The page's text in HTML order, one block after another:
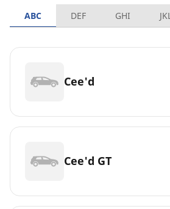
ABC DEF GHI JKL
Cee'd
Cee'd GT